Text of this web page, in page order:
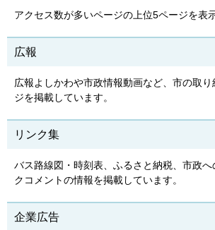
アクセス数が多いページの上位5ページを表
広報
広報よしかわや市政情報動画など、市の取
ジを掲載しています。
リンク集
バス路線図・時刻表、ふるさと納税、市政へ
クコメントの情報を掲載しています。
企業広告